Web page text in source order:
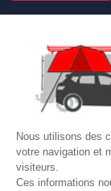
Nous utilisons des
votre navigation et
visiteurs.
Ces informations
VOTRE COMPTE
Site